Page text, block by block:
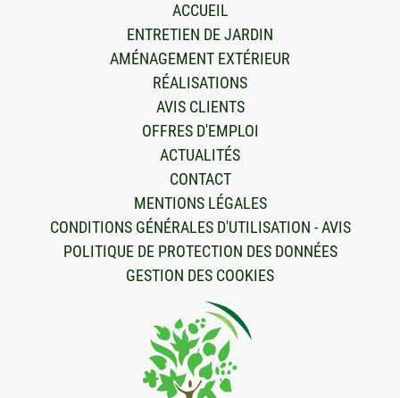
ACCUEIL
ENTRETIEN DE JARDIN
AMÉNAGEMENT EXTÉRIEUR
RÉALISATIONS
AVIS CLIENTS
OFFRES D'EMPLOI
ACTUALITÉS
CONTACT
MENTIONS LÉGALES
CONDITIONS GÉNÉRALES D'UTILISATION - AVIS
POLITIQUE DE PROTECTION DES DONNÉES
GESTION DES COOKIES